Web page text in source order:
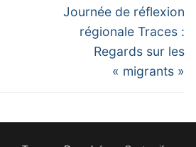
Next
post:
Journée de réflexion
régionale Traces :
Regards sur les
« migrants »